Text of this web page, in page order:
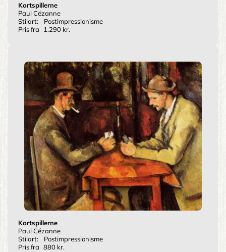
Kortspillerne
Paul Cézanne
Stilart:
Postimpressionisme
Pris fra
1.290 kr.
Kortspillerne
Paul Cézanne
Stilart:
Postimpressionisme
Pris fra 880 kr.